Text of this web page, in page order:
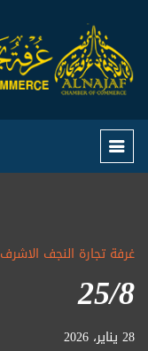
غرفة تجارة النجف الاشرف
25/8
28 يناير، 2026